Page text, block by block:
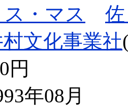
・マス
文化事業社
円
年08月